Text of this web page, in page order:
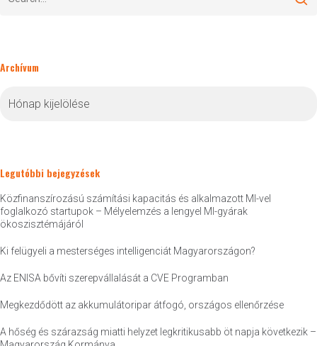
Archívum
Legutóbbi bejegyzések
Közfinanszírozású számítási kapacitás és alkalmazott MI-vel
foglalkozó startupok – Mélyelemzés a lengyel MI-gyárak
ökoszisztémájáról
Ki felügyeli a mesterséges intelligenciát Magyarországon?
Az ENISA bővíti szerepvállalását a CVE Programban
Megkezdődött az akkumulátoripar átfogó, országos ellenőrzése
A hőség és szárazság miatti helyzet legkritikusabb öt napja következik –